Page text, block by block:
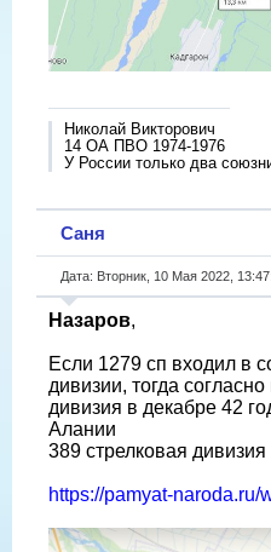
Николай Викторович
14 ОА ПВО 1974-1976
У России только два
Саня
Дата: Вторник, 10 Мая 2022,
Назаров,
Если 1279 сп входил в
дивизии, тогда
дивизия в декабре 42
Алании
389 стрелковая дивизия
https://pamyat-naroda.ru/